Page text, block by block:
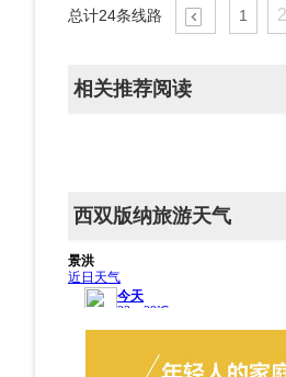
总计24条线路 1 2
相关推荐阅读
西双版纳旅游天气